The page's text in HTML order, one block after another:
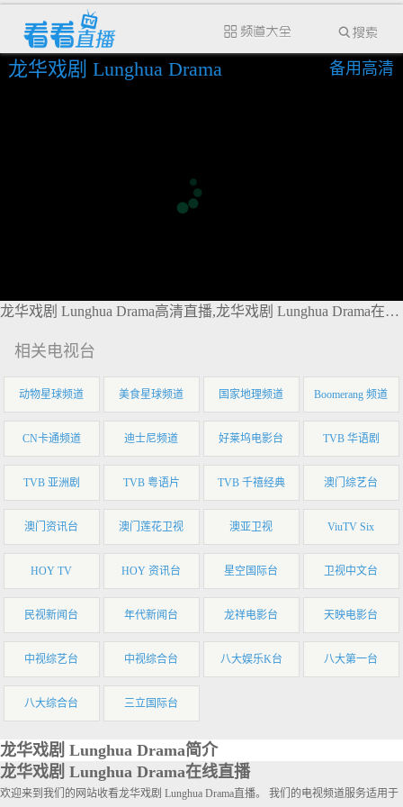
龙华戏剧 Lunghua Drama 备用高清
龙华戏剧 Lunghua Drama高清直播,龙华戏剧 Lunghua Drama在线直播
相关电视台
动物星球频道 美食星球频道 国家地理频道 Boomerang 频道
CN卡通频道 迪士尼频道 好莱坞电影台 TVB 华语剧
TVB 亚洲剧 TVB 粤语片 TVB 千禧经典 澳门综艺台
澳门资讯台 澳门莲花卫视 澳亚卫视 ViuTV Six
HOY TV HOY 资讯台 星空国际台 卫视中文台
民视新闻台 年代新闻台 龙祥电影台 天映电影台
中视综艺台 中视综合台 八大娱乐K台 八大第一台
八大综合台 三立国际台
龙华戏剧 Lunghua Drama简介
龙华戏剧 Lunghua Drama在线直播
欢迎来到我们的网站收看龙华戏剧 Lunghua Drama直播。 我们的电视频道服务适用于